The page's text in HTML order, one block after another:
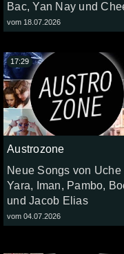
Bac, Yan Nay und
vom 18.07.2026
Austrozone
Neue Songs von Uche
Yara, Iman, Pambo,
und Jacob Elias
vom 04.07.2026
17:29